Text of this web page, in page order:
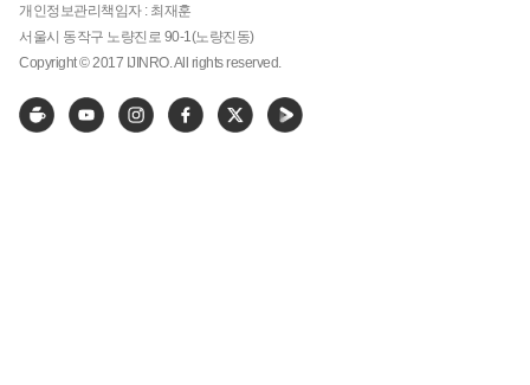
개인정보관리책임자 : 최재훈
서울시 동작구 노량진로 90-1(노량진동)
Copyright © 2017 IJINRO. All rights reserved.